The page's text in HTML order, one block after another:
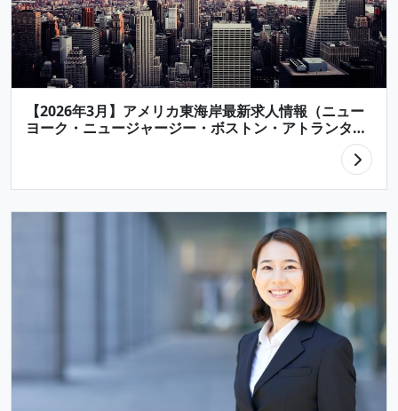
【2026年3月】アメリカ東海岸最新求人情報（ニュー
ヨーク・ニュージャージー・ボストン・アトランタ・
フロリダなど）/ 【Latest Job Listings in U.S.】East